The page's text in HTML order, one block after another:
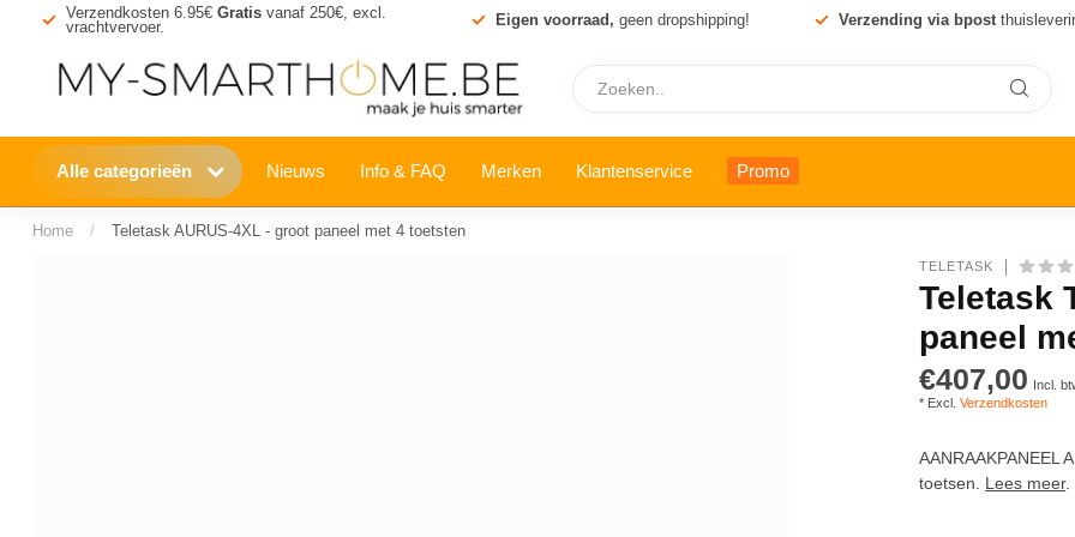
Verzendkosten 6.95€ Gratis vanaf 250€, excl.
vrachtvervoer.
Eigen voorraad, geen dropshipping! Verzending via bpost
Alle categorieën Nieuws Info & FAQ Merken Klantenservice Promo
Home / Teletask AURUS-4XL - groot paneel met 4 toetsten
TELETASK
Teletask
paneel
€407,00 Incl.
* Excl.Verzendkosten
AANRAAKPANEEL
toetsen. Lees meer.